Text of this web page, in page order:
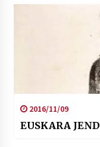
2016/11/09
EUSKARA